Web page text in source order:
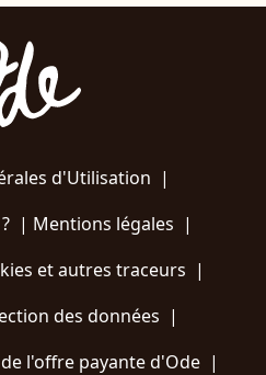
d'Utilisation |
| Mentions légales |
et autres traceurs |
des données |
l'offre payante d'Ode |